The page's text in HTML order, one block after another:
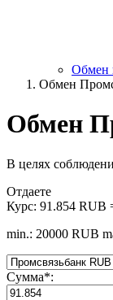
Обмен
Обмен
Обмен
В целях
Отдаете
Курс: 91.854 RUB
min.: 20000 RUB
Сумма*: